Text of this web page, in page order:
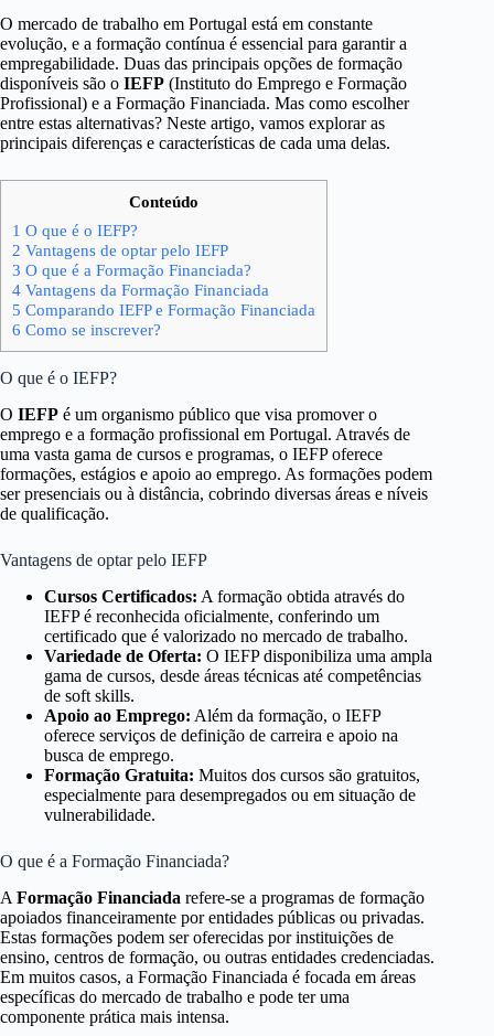
O mercado de trabalho em Portugal está em constante
evolução, e a formação contínua é essencial para garantir a
empregabilidade. Duas das principais opções de formação
disponíveis são o IEFP (Instituto do Emprego e Formação
Profissional) e a Formação Financiada. Mas como escolher
entre estas alternativas? Neste artigo, vamos explorar as
principais diferenças e características de cada uma delas.
Conteúdo
1 O que é o IEFP?
2 Vantagens de optar pelo IEFP
3 O que é a Formação Financiada?
4 Vantagens da Formação Financiada
5 Comparando IEFP e Formação Financiada
6 Como se inscrever?
O que é o IEFP?
O IEFP é um organismo público que visa promover o
emprego e a formação profissional em Portugal. Através de
uma vasta gama de cursos e programas, o IEFP oferece
formações, estágios e apoio ao emprego. As formações podem
ser presenciais ou à distância, cobrindo diversas áreas e níveis
de qualificação.
Vantagens de optar pelo IEFP
Cursos Certificados: A formação obtida através do
IEFP é reconhecida oficialmente, conferindo um
certificado que é valorizado no mercado de trabalho.
Variedade de Oferta: O IEFP disponibiliza uma ampla
gama de cursos, desde áreas técnicas até competências
de soft skills.
Apoio ao Emprego: Além da formação, o IEFP
oferece serviços de definição de carreira e apoio na
busca de emprego.
Formação Gratuita: Muitos dos cursos são gratuitos,
especialmente para desempregados ou em situação de
vulnerabilidade.
O que é a Formação Financiada?
A Formação Financiada refere-se a programas de formação
apoiados financeiramente por entidades públicas ou privadas.
Estas formações podem ser oferecidas por instituições de
ensino, centros de formação, ou outras entidades credenciadas.
Em muitos casos, a Formação Financiada é focada em áreas
específicas do mercado de trabalho e pode ter uma
componente prática mais intensa.